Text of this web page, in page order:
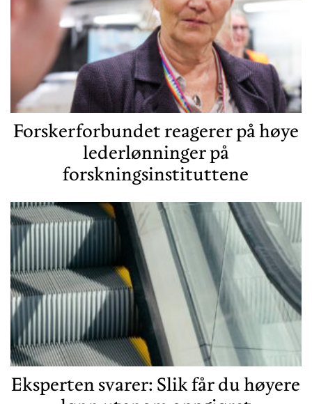
Forskerforbundet reagerer på høye
lederlønninger på
forskningsinstituttene
Eksperten svarer: Slik får du høyere